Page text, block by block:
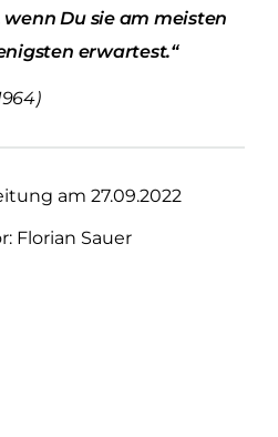
wenn Du sie am meisten
erwartest.“
am 27.09.2022
Florian Sauer